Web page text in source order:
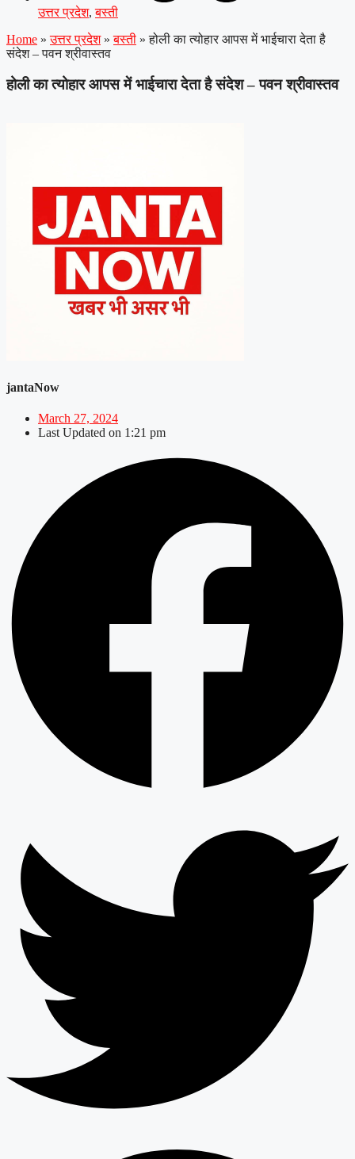
उत्तर प्रदेश,बस्ती
Home » उत्तर प्रदेश » बस्ती » होली का त्योहार आपस में भाईचारा देता है
संदेश – पवन श्रीवास्तव
होली का त्योहार आपस में भाईचारा देता है संदेश – पवन श्रीवास्तव
jantaNow
March 27, 2024
Last Updated on 1:21 pm